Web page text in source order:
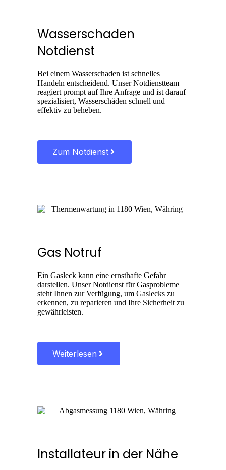
Wasserschaden
Notdienst
Bei einem Wasserschaden ist schnelles
Handeln entscheidend. Unser Notdienstteam
reagiert prompt auf Ihre Anfrage und ist darauf
spezialisiert, Wasserschäden schnell und
effektiv zu beheben.
Zum Notdienst
Gas Notruf
Ein Gasleck kann eine ernsthafte Gefahr
darstellen. Unser Notdienst für Gasprobleme
steht Ihnen zur Verfügung, um Gaslecks zu
erkennen, zu reparieren und Ihre Sicherheit zu
gewährleisten.
Weiterlesen
Installateur in der Nähe